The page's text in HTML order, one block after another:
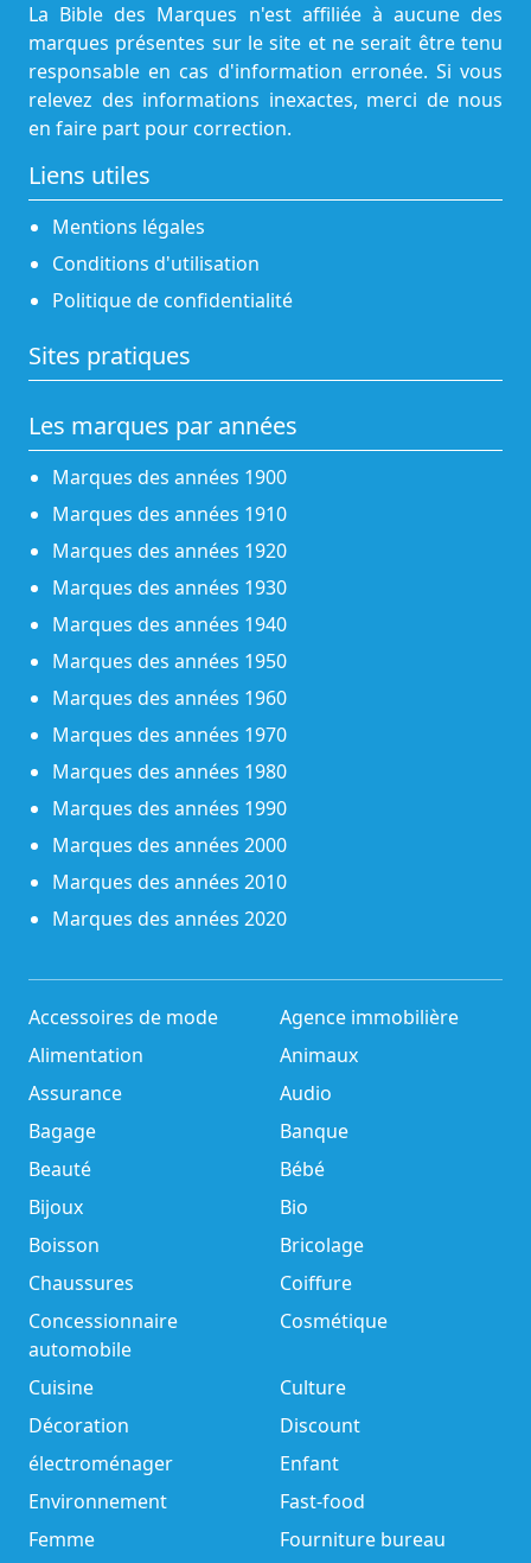
La Bible des Marques n'est affiliée à aucune des
marques présentes sur le site et ne serait être tenu
responsable en cas d'information erronée. Si vous
relevez des informations inexactes, merci de nous
en faire part pour correction.
Liens utiles
Mentions légales
Conditions d'utilisation
Politique de confidentialité
Sites pratiques
Les marques par années
Marques des années 1900
Marques des années 1910
Marques des années 1920
Marques des années 1930
Marques des années 1940
Marques des années 1950
Marques des années 1960
Marques des années 1970
Marques des années 1980
Marques des années 1990
Marques des années 2000
Marques des années 2010
Marques des années 2020
Accessoires de mode
Agence immobilière
Alimentation
Animaux
Assurance
Audio
Bagage
Banque
Beauté
Bébé
Bijoux
Bio
Boisson
Bricolage
Chaussures
Coiffure
Concessionnaire
automobile
Cosmétique
Cuisine
Culture
Décoration
Discount
électroménager
Enfant
Environnement
Fast-food
Femme
Fourniture bureau